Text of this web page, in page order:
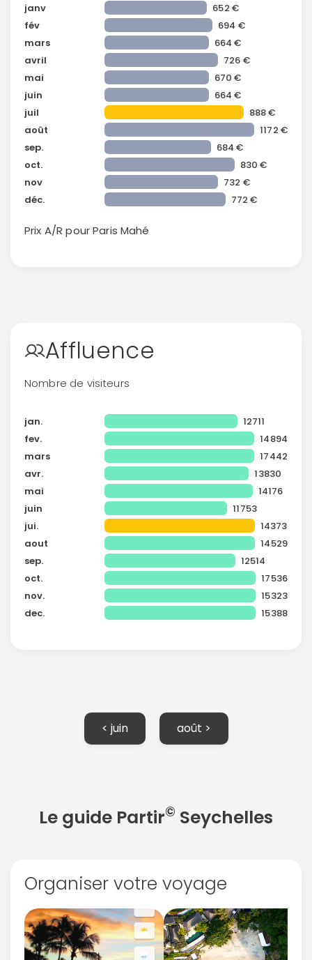
janv
652 €
fév
694 €
mars
664 €
avril
726 €
mai
670 €
juin
664 €
juil
888 €
août
1172 €
sep.
684 €
oct.
830 €
nov
732 €
déc.
772 €
Prix A/R pour Paris Mahé
Affluence
Nombre de visiteurs
jan.
12711
fev.
14894
mars
17442
avr.
13830
mai
14176
juin
11753
jui.
14373
aout
14529
sep.
12514
oct.
17536
nov.
15323
dec.
15388
< juin août >
Le guide Partir© Seychelles
Organiser votre voyage
Continuer avec Apple